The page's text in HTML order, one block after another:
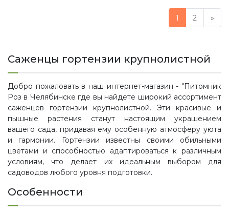
1 2 »
Саженцы гортензии крупнолистной
Добро пожаловать в наш интернет-магазин - "Питомник
Роз в Челябинске где вы найдете широкий ассортимент
саженцев гортензии крупнолистной. Эти красивые и
пышные растения станут настоящим украшением
вашего сада, придавая ему особенную атмосферу уюта
и гармонии. Гортензии известны своими обильными
цветами и способностью адаптироваться к различным
условиям, что делает их идеальным выбором для
садоводов любого уровня подготовки.
Особенности